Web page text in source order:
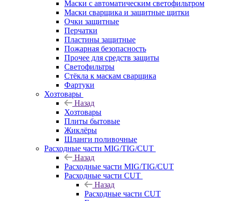
Маски с автоматическим светофильтром
Маски сварщика и защитные щитки
Очки защитные
Перчатки
Пластины защитные
Пожарная безопасность
Прочее для средств защиты
Светофильтры
Стёкла к маскам сварщика
Фартуки
Хозтовары
Назад
Хозтовары
Плиты бытовые
Жиклёры
Шланги поливочные
Расходные части MIG/TIG/CUT
Назад
Расходные части MIG/TIG/CUT
Расходные части CUT
Назад
Расходные части CUT